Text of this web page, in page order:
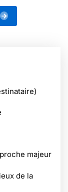
majeur
de la